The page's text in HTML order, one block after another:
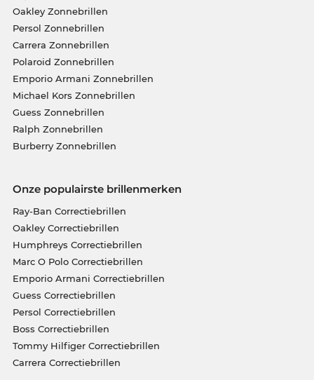
Oakley Zonnebrillen
Persol Zonnebrillen
Carrera Zonnebrillen
Polaroid Zonnebrillen
Emporio Armani Zonnebrillen
Michael Kors Zonnebrillen
Guess Zonnebrillen
Ralph Zonnebrillen
Burberry Zonnebrillen
Onze populairste brillenmerken
Ray-Ban Correctiebrillen
Oakley Correctiebrillen
Humphreys Correctiebrillen
Marc O Polo Correctiebrillen
Emporio Armani Correctiebrillen
Guess Correctiebrillen
Persol Correctiebrillen
Boss Correctiebrillen
Tommy Hilfiger Correctiebrillen
Carrera Correctiebrillen